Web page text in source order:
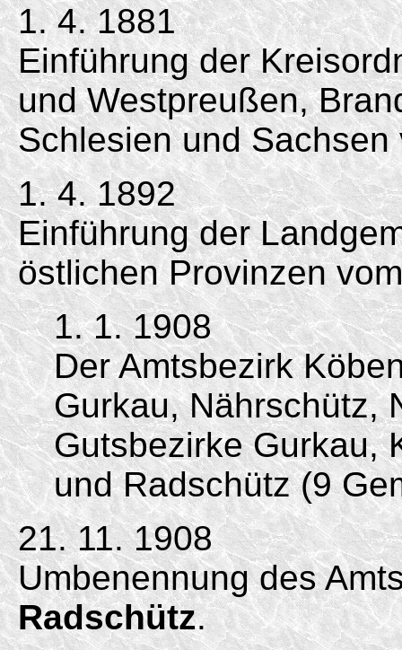
1. 4. 1881
Einführung der
und Westpreußen,
Schlesien und
1. 4. 1892
Einführung der
östlichen Provinzen
1. 1. 1908
Der Amtsbezirk
Gurkau, Nährschütz,
Gutsbezirke Gurkau,
und Radschütz (9
21. 11. 1908
Umbenennung des
Radschütz.